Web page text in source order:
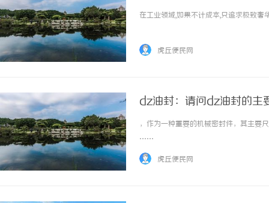
在工业领域,如果不计成本,只追求极致
虎丘便民网
dz油封：请问dz油封的主
，作为一种重要的机械密封件，其主要
……
虎丘便民网